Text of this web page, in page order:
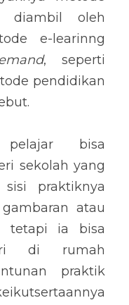
diambil oleh
e-learinng
, seperti
pendidikan
pelajar bisa
sekolah yang
praktiknya
atau
tetapi ia bisa
di rumah
praktik